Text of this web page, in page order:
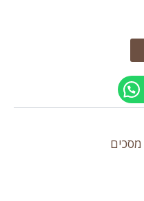
מסכים